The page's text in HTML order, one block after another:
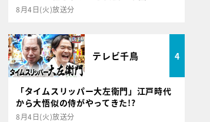
8月4日(火)放送分
テレビ千鳥 4
「タイムスリッパー大左衛門」江戸時代
から大悟似の侍がやってきた!?
8月4日(火)放送分